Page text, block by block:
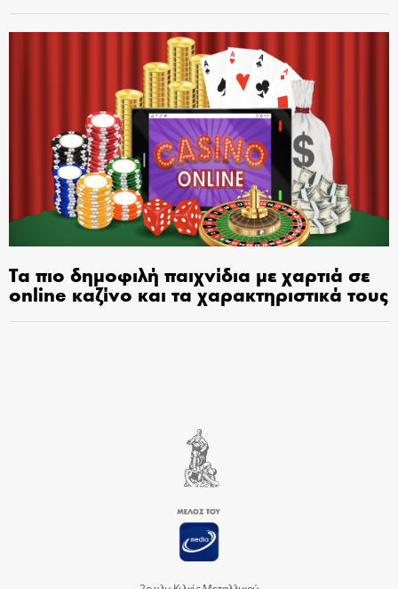
Τα πιο δημοφιλή παιχνίδια με χαρτιά σε
online καζίνο και τα χαρακτηριστικά τους